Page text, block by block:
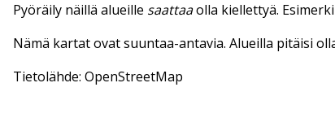
Pyöräily näillä alueille saattaaolla kiellettyä.
Nämä kartat ovat suuntaa-antavia. Alueilla pitäisi
Tietolähde: OpenStreetMap